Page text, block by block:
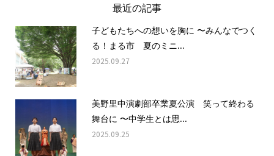
最近の記事
子どもたちへの想いを胸に 〜みんなでつく
る！まる市 夏のミニ...
2025.09.27
美野里中演劇部卒業夏公演 笑って終わる
舞台に 〜中学生とは思...
2025.09.25